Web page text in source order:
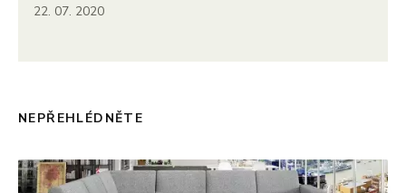
22. 07. 2020
NEPŘEHLÉDNĚTE